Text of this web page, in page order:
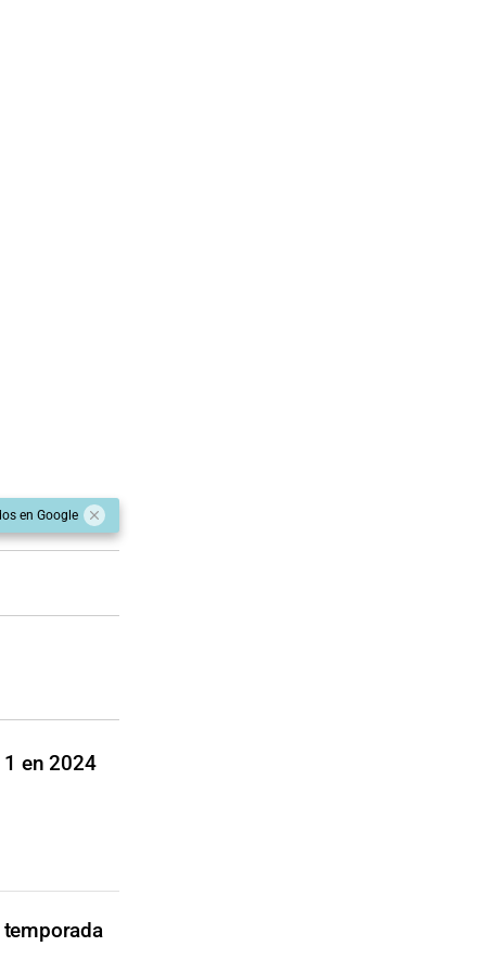
en Google
en 2024